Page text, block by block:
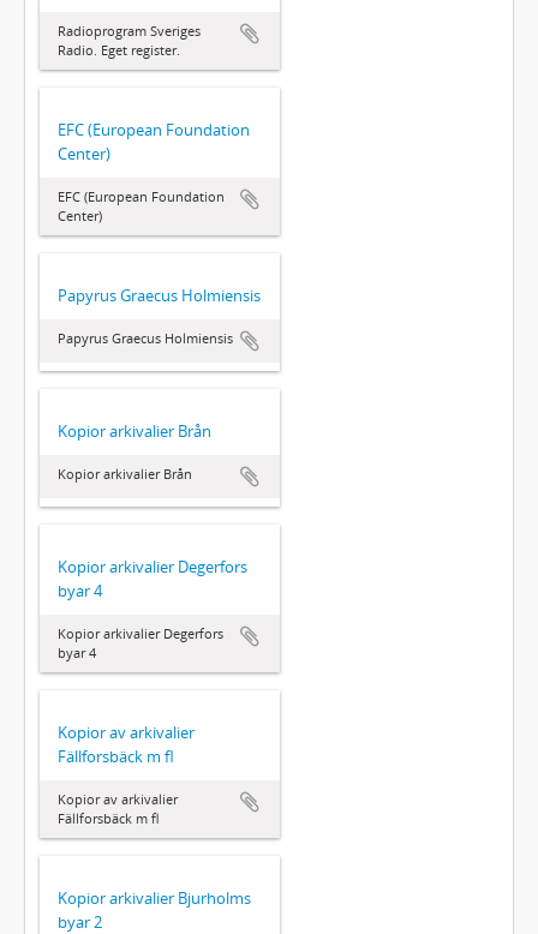
Radioprogram Sveriges
Radio. Eget register.
EFC (European Foundation
Center)
EFC (European Foundation
Center)
Papyrus Graecus Holmiensis
Papyrus Graecus Holmiensis
Kopior arkivalier Brån
Kopior arkivalier Brån
Kopior arkivalier Degerfors
byar 4
Kopior arkivalier Degerfors
byar 4
Kopior av arkivalier
Fällforsbäck m fl
Kopior av arkivalier
Fällforsbäck m fl
Kopior arkivalier Bjurholms
byar 2